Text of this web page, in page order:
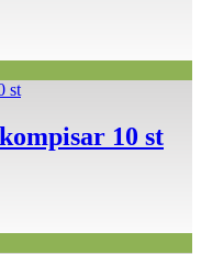
10 st